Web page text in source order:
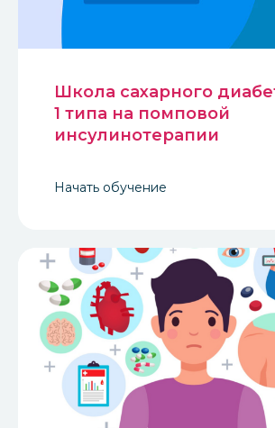
Школа сахарного
1 типа на помповой
инсулинотерапии
Начать обучение